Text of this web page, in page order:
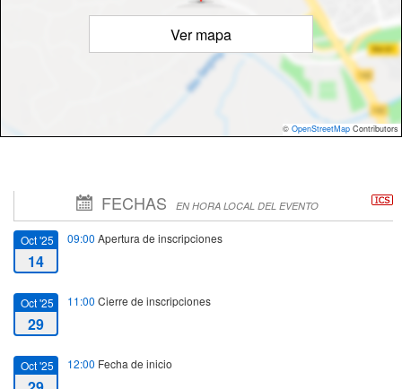
Ver mapa
© OpenStreetMap Contributors
FECHAS EN HORA LOCAL DEL EVENTO
Oct '25
14
09:00 Apertura de inscripciones
Oct '25
29
11:00 Cierre de inscripciones
Oct '25 12:00 Fecha de inicio